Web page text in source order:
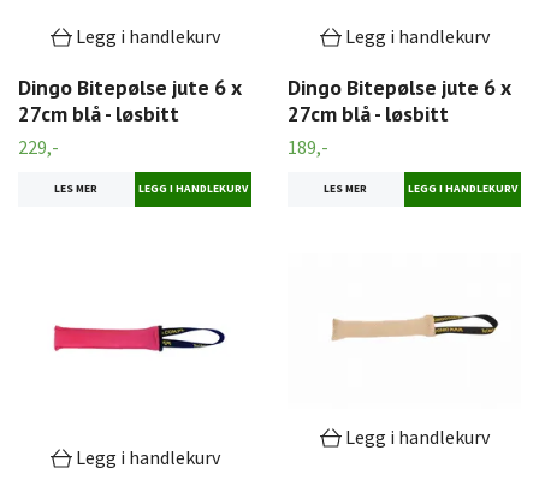
Legg i handlekurv
Dingo Bitepølse jute 6 x
27cm blå - løsbitt
229,-
LES MER
Legg i handlekurv
Dingo Bitepølse jute 6 x
27cm blå - løsbitt
189,-
LES MER
Legg i handlekurv
Legg i handlekurv